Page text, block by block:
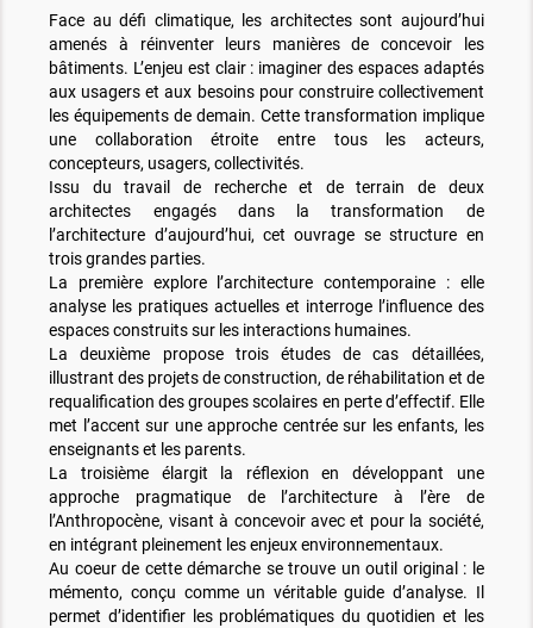
Face au défi climatique, les architectes sont aujourd’hui
amenés à réinventer leurs manières de concevoir les
bâtiments. L’enjeu est clair : imaginer des espaces adaptés
aux usagers et aux besoins pour construire collectivement
les équipements de demain. Cette transformation implique
une collaboration étroite entre tous les acteurs,
concepteurs, usagers, collectivités.
Issu du travail de recherche et de terrain de deux
architectes engagés dans la transformation de
l’architecture d’aujourd’hui, cet ouvrage se structure en
trois grandes parties.
La première explore l’architecture contemporaine : elle
analyse les pratiques actuelles et interroge l’influence des
espaces construits sur les interactions humaines.
La deuxième propose trois études de cas détaillées,
illustrant des projets de construction, de réhabilitation et de
requalification des groupes scolaires en perte d’effectif. Elle
met l’accent sur une approche centrée sur les enfants, les
enseignants et les parents.
La troisième élargit la réflexion en développant une
approche pragmatique de l’architecture à l’ère de
l’Anthropocène, visant à concevoir avec et pour la société,
en intégrant pleinement les enjeux environnementaux.
Au coeur de cette démarche se trouve un outil original : le
mémento, conçu comme un véritable guide d’analyse. Il
permet d’identifier les problématiques du quotidien et les